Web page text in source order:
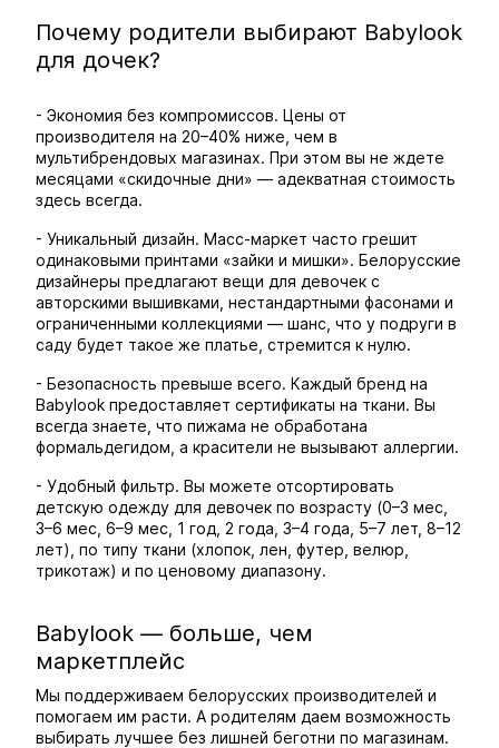
Почему родители выбирают Babylook
для дочек?
- Экономия без компромиссов. Цены от
производителя на 20–40% ниже, чем в
мультибрендовых магазинах. При этом вы не ждете
месяцами «скидочные дни» — адекватная стоимость
здесь всегда.
- Уникальный дизайн. Масс-маркет часто грешит
одинаковыми принтами «зайки и мишки». Белорусские
дизайнеры предлагают вещи для девочек с
авторскими вышивками, нестандартными фасонами и
ограниченными коллекциями — шанс, что у подруги в
саду будет такое же платье, стремится к нулю.
- Безопасность превыше всего. Каждый бренд на
Babylook предоставляет сертификаты на ткани. Вы
всегда знаете, что пижама не обработана
формальдегидом, а красители не вызывают аллергии.
- Удобный фильтр. Вы можете отсортировать
детскую одежду для девочек по возрасту (0–3 мес,
3–6 мес, 6–9 мес, 1 год, 2 года, 3–4 года, 5–7 лет, 8–12
лет), по типу ткани (хлопок, лен, футер, велюр,
трикотаж) и по ценовому диапазону.
Babylook — больше, чем
маркетплейс
Мы поддерживаем белорусских производителей и
помогаем им расти. А родителям даем возможность
выбирать лучшее без лишней беготни по магазинам.